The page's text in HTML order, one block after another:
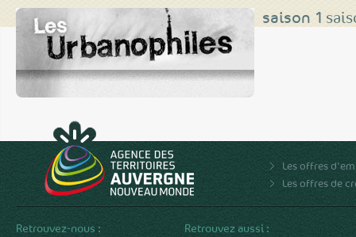
saison 1
Les offres
Les offres de
Retrouvez-nous : Retrouvez aussi :